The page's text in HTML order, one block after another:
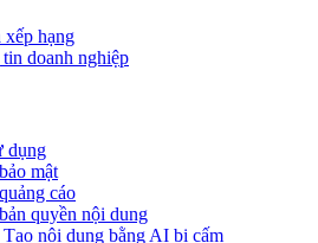
hạng
doanh nghiệp
dụng
mật
cáo
quyền nội dung
nội dung bằng AI bị cấm